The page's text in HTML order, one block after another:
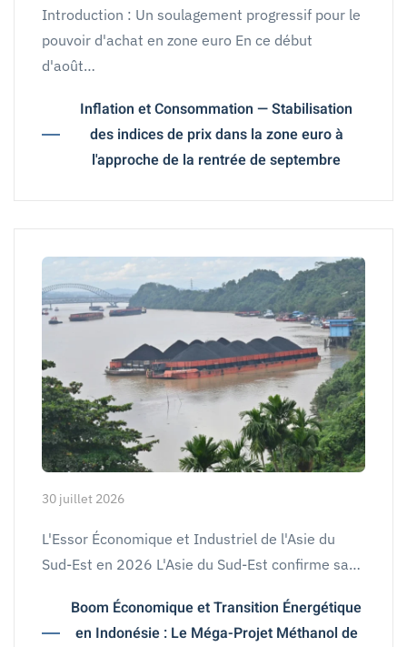
Introduction : Un soulagement progressif pour le
pouvoir d'achat en zone euro En ce début
d'août…
Inflation et Consommation — Stabilisation
des indices de prix dans la zone euro à
l'approche de la rentrée de septembre
30 juillet 2026
L'Essor Économique et Industriel de l'Asie du
Sud-Est en 2026 L'Asie du Sud-Est confirme sa…
Boom Économique et Transition Énergétique
en Indonésie : Le Méga-Projet Méthanol de